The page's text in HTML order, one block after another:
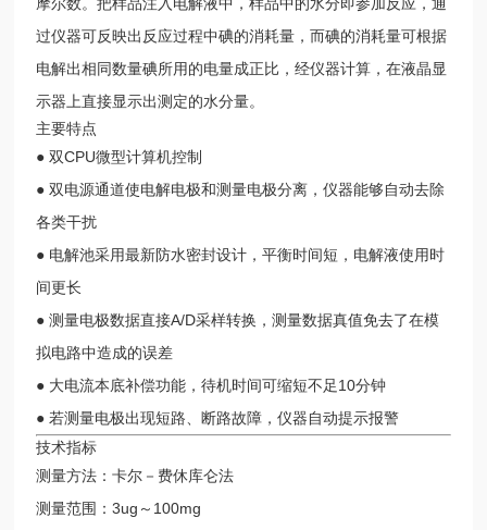
过仪器可反映出反应过程中碘的消耗量，而碘的消耗量可根据
电解出相同数量碘所用的电量成正比，经仪器计算，在液晶显
示器上直接显示出测定的水分量。
主要特点
● 双CPU微型计算机控制
● 双电源通道使电解电极和测量电极分离，仪器能够自动去除
各类干扰
● 电解池采用最新防水密封设计，平衡时间短，电解液使用时
间更长
● 测量电极数据直接A/D采样转换，测量数据真值免去了在模
拟电路中造成的误差
● 大电流本底补偿功能，待机时间可缩短不足10分钟
● 若测量电极出现短路、断路故障，仪器自动提示报警
技术指标
测量方法：卡尔－费休库仑法
测量范围：3ug～100mg